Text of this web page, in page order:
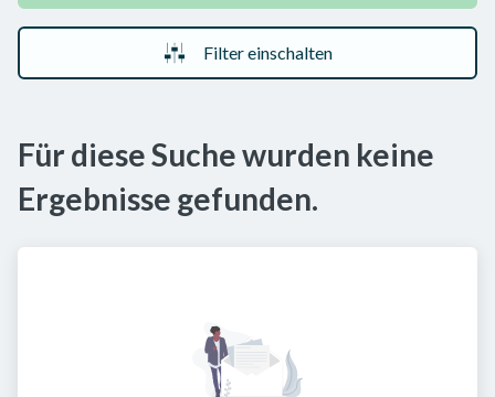
Filter einschalten
Für diese Suche wurden keine
Ergebnisse gefunden.